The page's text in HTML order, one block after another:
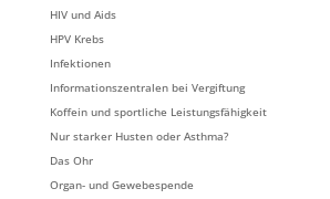
HIV und Aids
HPV Krebs
Infektionen
Informationszentralen bei Vergiftung
Koffein und sportliche Leistungsfähigkeit
Nur starker Husten oder Asthma?
Das Ohr
Organ- und Gewebespende